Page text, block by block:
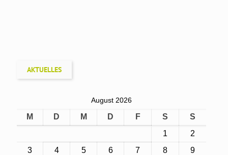
AKTUELLES
August 2026
M D M D F S
S
1
2
3
4 5 6 7 8
9